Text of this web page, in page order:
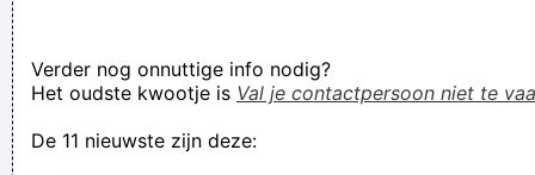
Verder nog onnuttige info nodig?
Het oudste kwootje is Val je contactpersoon niet te
De 11 nieuwste zijn deze: